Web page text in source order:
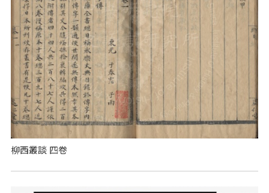
柳西叢談 四卷